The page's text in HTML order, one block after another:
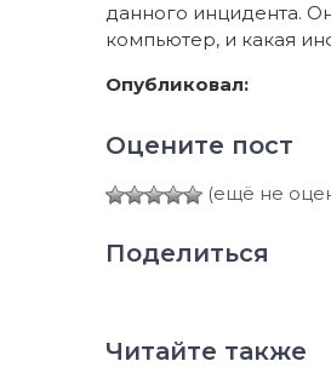
данного инцидента.
компьютер, и какая
Опубликовал:
Оцените пост
(ещё не
Поделиться
Читайте также